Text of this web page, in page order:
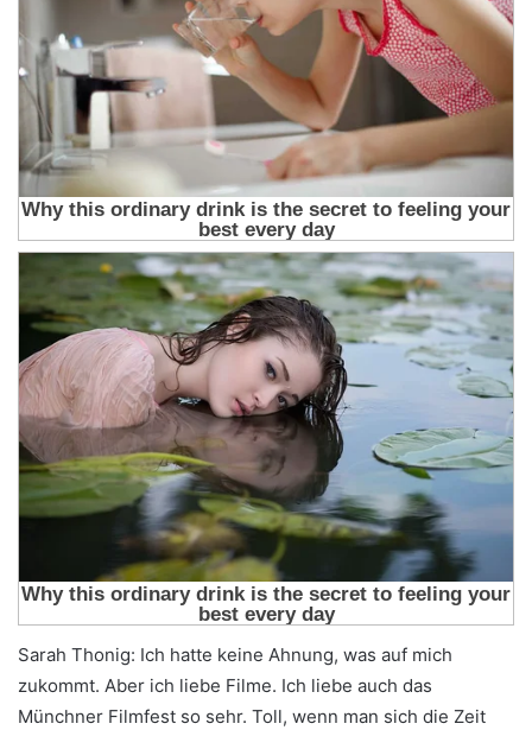
Sarah Thonig: Ich hatte keine Ahnung, was auf mich
zukommt. Aber ich liebe Filme. Ich liebe auch das
Münchner Filmfest so sehr. Toll, wenn man sich die Zeit